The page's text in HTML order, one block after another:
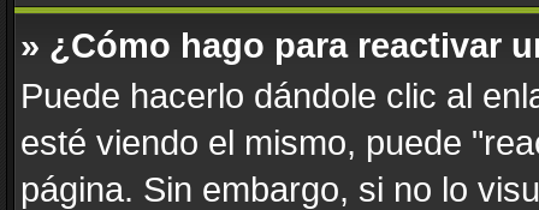
» ¿Cómo hago para reactivar
Puede hacerlo dándole clic al
esté viendo el mismo, puede
página. Sin embargo, si no lo